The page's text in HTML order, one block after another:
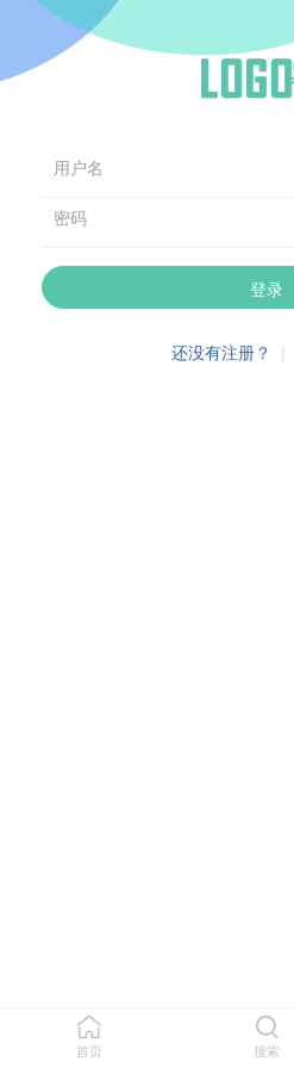
用户名
密码
登录
还没有注册？ |
首页 搜索